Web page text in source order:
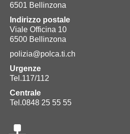
6501 Bellinzona
Indirizzo postale
Viale Officina 10
6500 Bellinzona
polizia@polca.ti.ch
Urgenze
Tel.117/112
Centrale
Tel.0848 25 55 55